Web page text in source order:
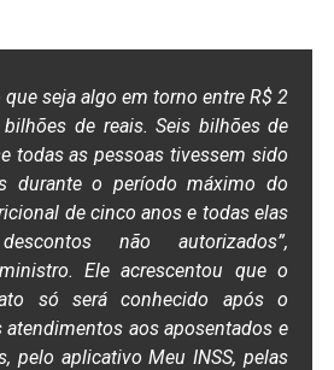
que seja algo em torno entre R$ 2
de reais. Seis bilhões de
todas as pessoas tivessem sido
durante o período máximo do
de cinco anos e todas elas
não autorizados”,
Ele acrescentou que o
só será conhecido após o
aos aposentados e
pelo aplicativo Meu INSS, pelas